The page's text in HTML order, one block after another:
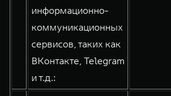
информационно-
коммуникационных
сервисов, таких как
ВКонтакте, Telegram
и т.д.: